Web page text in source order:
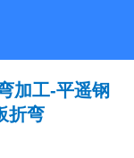
加工-平遥钢
折弯